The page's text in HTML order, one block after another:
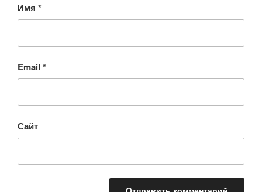
Имя *
Email *
Сайт